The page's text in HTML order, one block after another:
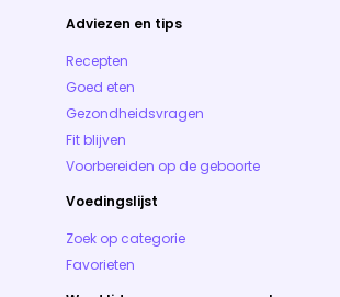
Adviezen en tips
Recepten
Goed eten
Gezondheidsvragen
Fit blijven
Voorbereiden op de geboorte
Voedingslijst
Zoek op categorie
Favorieten